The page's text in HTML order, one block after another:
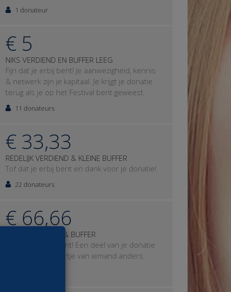
1 donateur
€ 5
NIKS VERDIEND EN BUFFER LEEG
Fijn dat je erbij bent! Je aanwezigheid, kennis
& netwerk zijn je kapitaal. Je krijgt je donatie
terug als je op het Festival bent geweest.
11 donateurs
€ 33,33
REDELIJK VERDIEND & KLEINE BUFFER
Tof dat je erbij bent en dank voor je donatie!
22 donateurs
€ 66,66
GOED VERDIEND & BUFFER
Tof dat je erbij bent! Een deel van je donatie
gaat naar het kaartje van iemand anders.